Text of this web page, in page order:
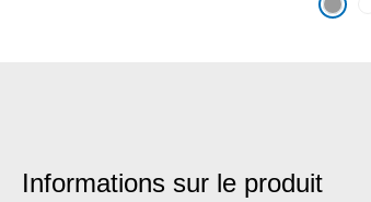
Informations sur le produit